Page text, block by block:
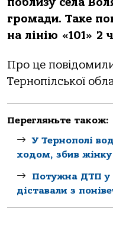
громади. Таке
на лінію «101» 2
Про це
Тернопілської
Перегляньте також:
У Тернополі
ходом, збив жінку
Потужна ДТП у
діставали з